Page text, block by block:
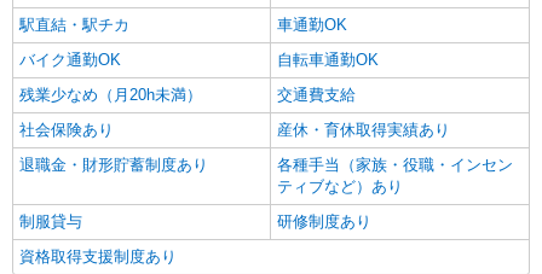
駅直結・駅チカ
車通勤OK
バイク通勤OK
自転車通勤OK
残業少なめ（月20h未満）
交通費支給
社会保険あり
産休・育休取得実績あり
退職金・財形貯蓄制度あり
各種手当（家族・役職・インセン
ティブなど）あり
制服貸与
研修制度あり
資格取得支援制度あり